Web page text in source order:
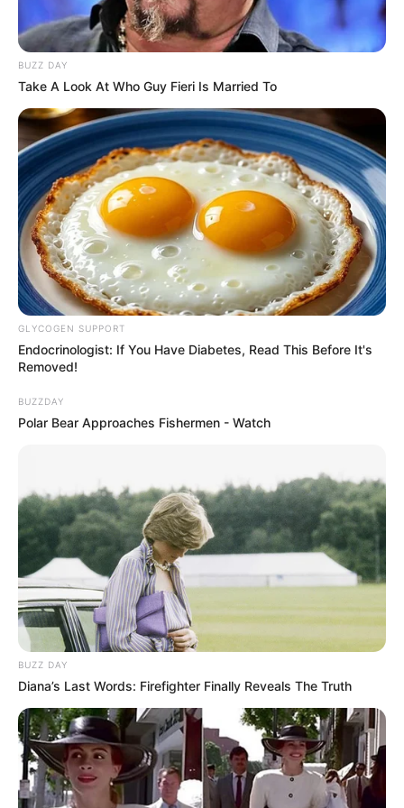
BUZZ DAY
Take A Look At Who Guy Fieri Is Married To
GLYCOGEN SUPPORT
Endocrinologist: If You Have Diabetes, Read This Before It's
Removed!
BUZZDAY
Polar Bear Approaches Fishermen - Watch
BUZZ DAY
Diana’s Last Words: Firefighter Finally Reveals The Truth